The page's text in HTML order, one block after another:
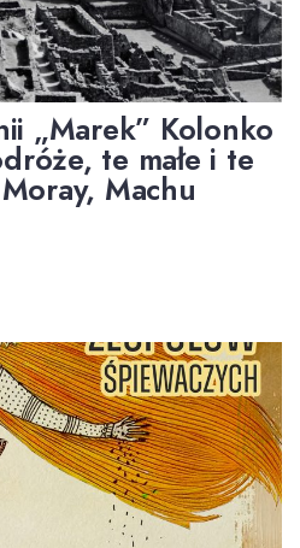
„Marek” Kolonko
te małe i te
Machu